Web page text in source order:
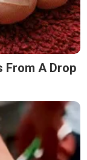
From A Drop